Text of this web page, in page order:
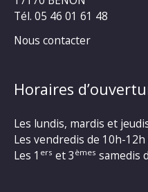
Tél. 05 46 01 61 48
Nous contacter
Horaires
Les lundis, mardis et
Les vendredis de 10h-
Les 1 ers et 3 èmes samedis